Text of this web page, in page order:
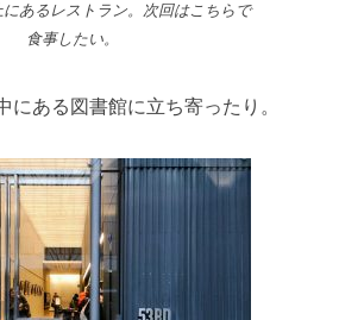
あるレストラン。次回はこちらで
食事したい。
にある図書館に立ち寄ったり。